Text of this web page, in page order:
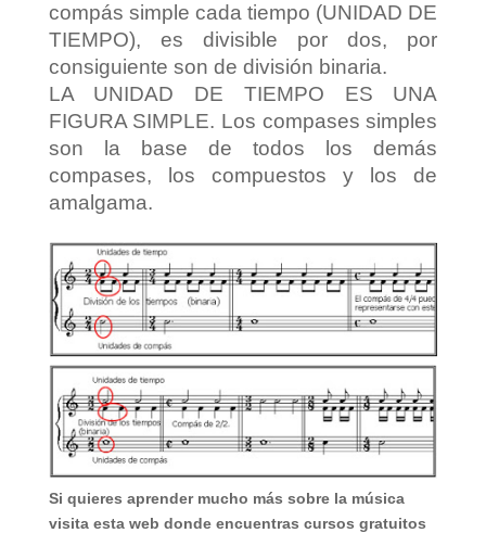
compás simple cada tiempo (UNIDAD DE
TIEMPO), es divisible por dos, por
consiguiente son de división binaria.
LA UNIDAD DE TIEMPO ES UNA
FIGURA SIMPLE. Los compases simples
son la base de todos los demás
compases, los compuestos y los de
amalgama.
Si quieres aprender mucho más sobre la música
visita esta web donde encuentras cursos gratuitos